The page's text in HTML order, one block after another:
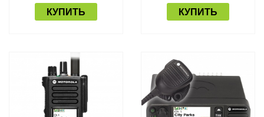
КУПИТЬ
КУПИТЬ